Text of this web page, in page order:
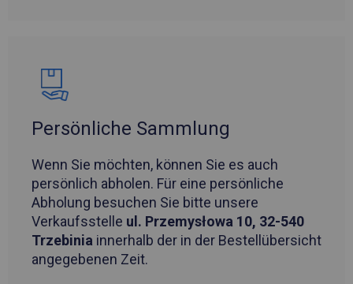
Persönliche Sammlung
Wenn Sie möchten, können Sie es auch
persönlich abholen. Für eine persönliche
Abholung besuchen Sie bitte unsere
Verkaufsstelle ul. Przemysłowa 10, 32-540
Trzebinia innerhalb der in der Bestellübersicht
angegebenen Zeit.